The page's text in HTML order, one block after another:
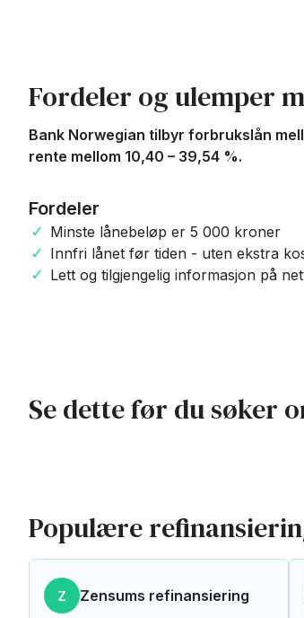
Fordeler og ulemper
Bank Norwegian tilbyr forbrukslån
rente mellom 10,40 – 39,54 %.
Fordeler
Minste lånebeløp er 5 000 kroner
Innfri lånet før tiden - uten ekstra
Lett og tilgjengelig informasjon på
Se dette før du søker
Populære
Z Zensums refinansiering